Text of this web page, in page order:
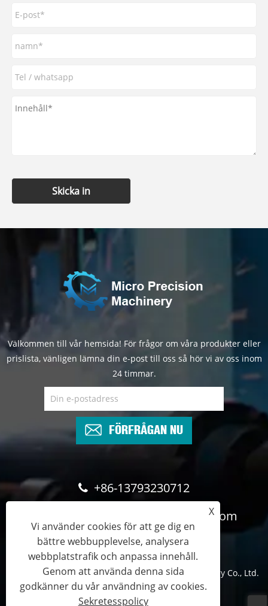
Skicka in
Välkommen till vår hemsida! För frågor om våra produkter eller
prislista, vänligen lämna din e-post till oss så hör vi av oss inom
24 timmar.
FÖRFRÅGAN NU
+86-13793230712
cyndee@wghydrauliccylinder.com
Copyright © 2024 Qingdao Micro Precision Machinery Co., Ltd.
Med ensamrätt.
X
Vi använder cookies för att ge dig en
bättre webbupplevelse, analysera
webbplatstrafik och anpassa innehåll.
Genom att använda denna sida
godkänner du vår användning av cookies.
Sekretesspolicy